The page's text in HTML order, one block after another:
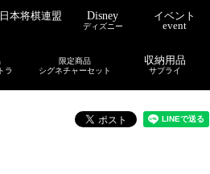
日本将棋連盟 Disney
ディズニー
イベント
event
ラ
限定商品
シグネチャーセット
収納用品
サプライ